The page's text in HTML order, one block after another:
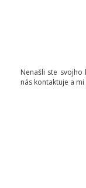
Nenašli ste svojho
nás kontaktuje a